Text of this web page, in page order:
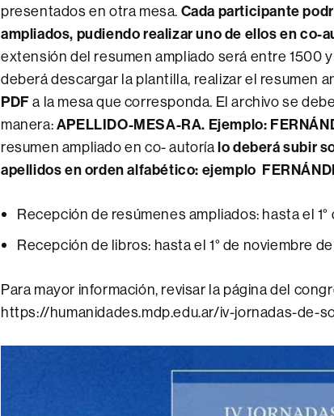
presentados en otra mesa. Cada participante
ampliados, pudiendo realizar uno de ellos en co-
extensión del resumen ampliado será entre 1500
deberá descargar la plantilla, realizar el resumen
PDFa la mesa que corresponda. El archivo se
manera:APELLIDO-MESA-RA. Ejemplo:
resumen ampliado en co- autoríalo deberá subir
apellidos en orden alfabético: ejemplo
Recepción de resúmenes ampliados: hasta el
Recepción de libros: hasta el 1° de noviembre
Para mayor información, revisar la página del
https://humanidades.mdp.edu.ar/iv-jornadas-de-